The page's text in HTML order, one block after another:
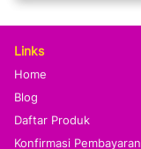
Links
Home
Blog
Daftar Produk
Konfirmasi Pembayaran